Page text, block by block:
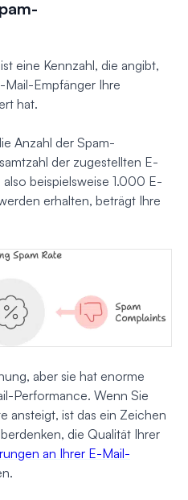
eine Kennzahl, die angibt,
Empfänger Ihre
hat.
Anzahl der Spam-
der zugestellten E-
beispielsweise 1.000 E-
erhalten, beträgt Ihre
aber sie hat enorme
Performance. Wenn Sie
ansteigt, ist das ein Zeichen
die Qualität Ihrer
an Ihrer E-Mail-